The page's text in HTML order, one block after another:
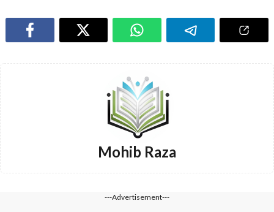
Mohib Raza
---Advertisement---